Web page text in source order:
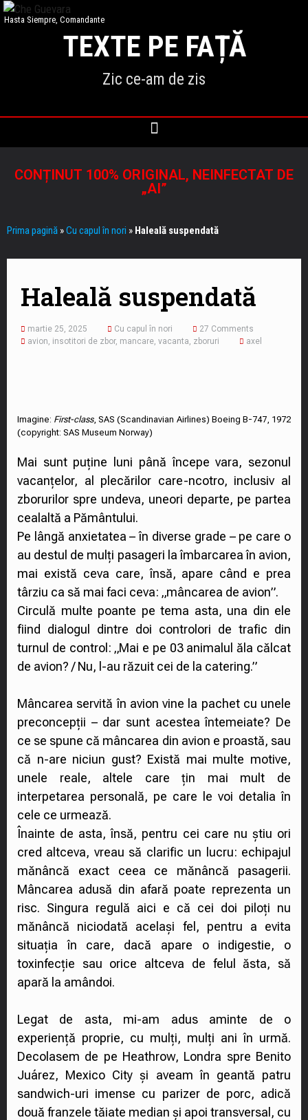
Hasta Siempre, Comandante
TEXTE PE FAȚĂ
Zic ce-am de zis
CONȚINUT 100% ORIGINAL, NEINFECTAT DE
„AI”
Prima pagină »Cu capul în nori » Haleală suspendată
Haleală suspendată
martie 25, 2025 Cu capul în nori
27 Comments
avion insotitori de zbor, mancare vacanta zboruri axel
Imagine: First-class, SAS (Scandinavian Airlines) Boeing B-747, 1972
(copyright: SAS Museum Norway)
Mai sunt puține luni până începe vara, sezonul
vacanțelor, al plecărilor care-ncotro, inclusiv al
zborurilor spre undeva, uneori departe, pe partea
cealaltă a Pământului.
Pe lângă anxietatea – în diverse grade – pe care o
au destul de mulți pasageri la îmbarcarea în avion,
mai există ceva care, însă, apare când e prea
târziu ca să mai faci ceva: „mâncarea de avion”.
Circulă multe poante pe tema asta, una din ele
fiind dialogul dintre doi controlori de trafic din
turnul de control: „Mai e pe 03 animalul ăla călcat
de avion? / Nu, l-au răzuit cei de la catering.”
Mâncarea servită în avion vine la pachet cu unele
preconcepții – dar sunt acestea întemeiate? De
ce se spune că mâncarea din avion e proastă, sau
că n-are niciun gust? Există mai multe motive,
unele reale, altele care țin mai mult de
interpetarea personală, pe care le voi detalia în
cele ce urmează.
Înainte de asta, însă, pentru cei care nu știu ori
cred altceva, vreau să clarific un lucru: echipajul
mănâncă exact ceea ce mănâncă pasagerii.
Mâncarea adusă din afară poate reprezenta un
risc. Singura regulă aici e că cei doi piloți nu
mănâncă niciodată același fel, pentru a evita
situația în care, dacă apare o indigestie, o
toxinfecție sau orice altceva de felul ăsta, să
apară la amândoi.
Legat de asta, mi-am adus aminte de o
experiență proprie, cu mulți, mulți ani în urmă.
Decolasem de pe Heathrow, Londra spre Benito
Juárez, Mexico City și aveam în geantă patru
sandwich-uri imense cu parizer de porc, adică
două franzele tăiate median și apoi transversal, cu